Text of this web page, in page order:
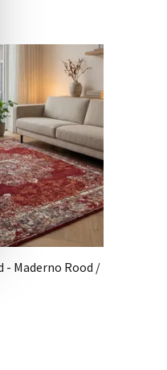
- Maderno Rood /